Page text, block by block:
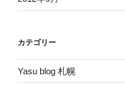
カテゴリー
Yasu blog 札幌